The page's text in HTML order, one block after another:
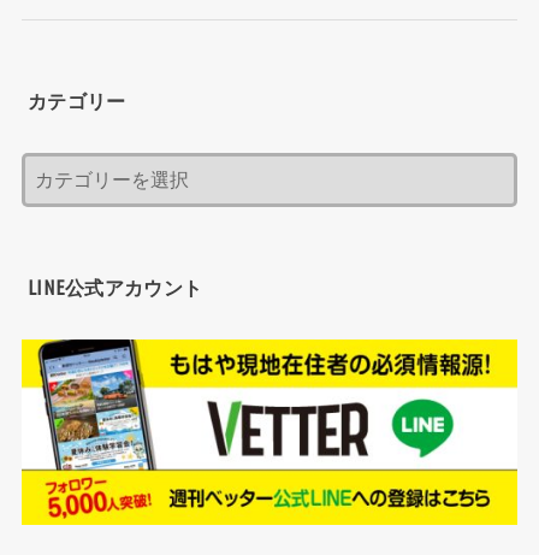
カテゴリー
LINE公式アカウント